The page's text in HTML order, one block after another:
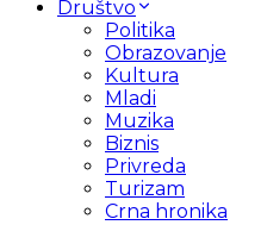
Društvo
Politika
Obrazovanje
Kultura
Mladi
Muzika
Biznis
Privreda
Turizam
Crna hronika